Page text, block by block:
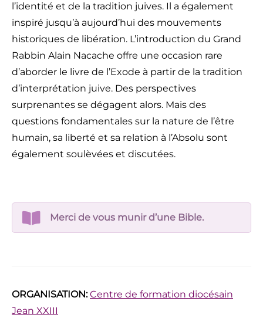
l’identité et de la tradition juives. Il a également
inspiré jusqu’à aujourd’hui des mouvements
historiques de libération. L’introduction du Grand
Rabbin Alain Nacache offre une occasion rare
d’aborder le livre de l’Exode à partir de la tradition
d’interprétation juive. Des perspectives
surprenantes se dégagent alors. Mais des
questions fondamentales sur la nature de l’être
humain, sa liberté et sa relation à l’Absolu sont
également soulèvées et discutées.
Merci de vous munir d’une Bible.
ORGANISATION:Centre de formation diocésain
Jean XXIII